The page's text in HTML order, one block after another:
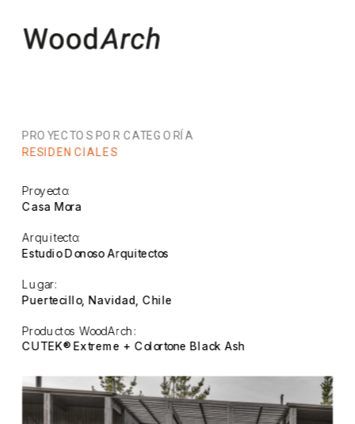
PROYECTOS POR CATEGORÍA
RESIDENCIALES
Proyecto:
Casa Mora
Arquitecto:
Estudio Donoso Arquitectos
Lugar:
Puertecillo, Navidad, Chile
Productos WoodArch:
CUTEK® Extreme + Colortone Black Ash